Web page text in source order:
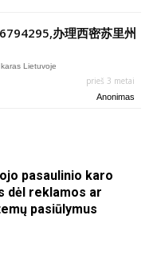
办理西密苏里州
Lietuvoje
prieš 3 metai
Anonimas
pasaulinio karo
dėl reklamos ar
pasiūlymus